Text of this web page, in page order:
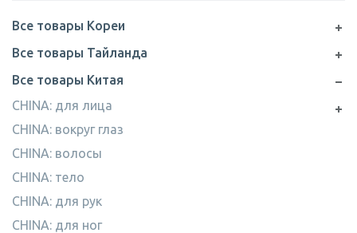
Все товары Кореи
Все товары Тайланда
Все товары Китая
CHINA: для лица
CHINA: вокруг глаз
CHINA: волосы
CHINA: тело
CHINA: для рук
CHINA: для ног